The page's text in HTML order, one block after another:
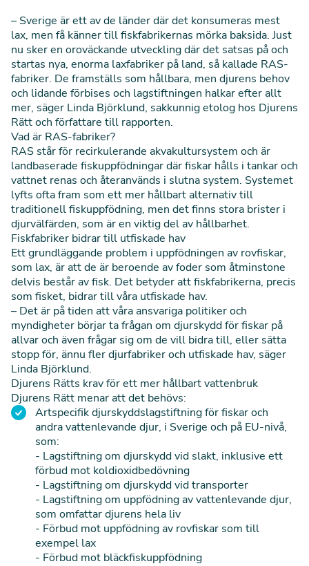
– Sverige är ett av de länder där det konsumeras mest
lax, men få känner till fiskfabrikernas mörka baksida. Just
nu sker en oroväckande utveckling där det satsas på och
startas nya, enorma laxfabriker på land, så kallade RAS-
fabriker. De framställs som hållbara, men djurens behov
och lidande förbises och lagstiftningen halkar efter allt
mer, säger Linda Björklund, sakkunnig etolog hos Djurens
Rätt och författare till rapporten.
Vad är RAS-fabriker?
RAS står för recirkulerande akvakultursystem och är
landbaserade fiskuppfödningar där fiskar hålls i tankar och
vattnet renas och återanvänds i slutna system. Systemet
lyfts ofta fram som ett mer hållbart alternativ till
traditionell fiskuppfödning, men det finns stora brister i
djurvälfärden, som är en viktig del av hållbarhet.
Fiskfabriker bidrar till utfiskade hav
Ett grundläggande problem i uppfödningen av rovfiskar,
som lax, är att de är beroende av foder som åtminstone
delvis består av fisk. Det betyder att fiskfabrikerna, precis
som fisket, bidrar till våra utfiskade hav.
– Det är på tiden att våra ansvariga politiker och
myndigheter börjar ta frågan om djurskydd för fiskar på
allvar och även frågar sig om de vill bidra till, eller sätta
stopp för, ännu fler djurfabriker och utfiskade hav, säger
Linda Björklund.
Djurens Rätts krav för ett mer hållbart vattenbruk
Djurens Rätt menar att det behövs:
Artspecifik djurskyddslagstiftning för fiskar och
andra vattenlevande djur, i Sverige och på EU-nivå,
som:
- Lagstiftning om djurskydd vid slakt, inklusive ett
förbud mot koldioxidbedövning
- Lagstiftning om djurskydd vid transporter
- Lagstiftning om uppfödning av vattenlevande djur,
som omfattar djurens hela liv
- Förbud mot uppfödning av rovfiskar som till
exempel lax
- Förbud mot bläckfiskuppfödning